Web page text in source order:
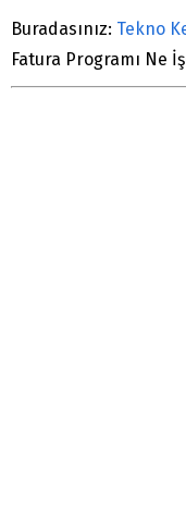
Buradasınız: Tekno
Fatura Programı Ne